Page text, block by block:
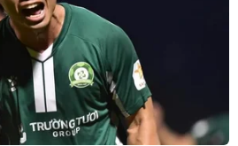
trị về công
nước ngoài